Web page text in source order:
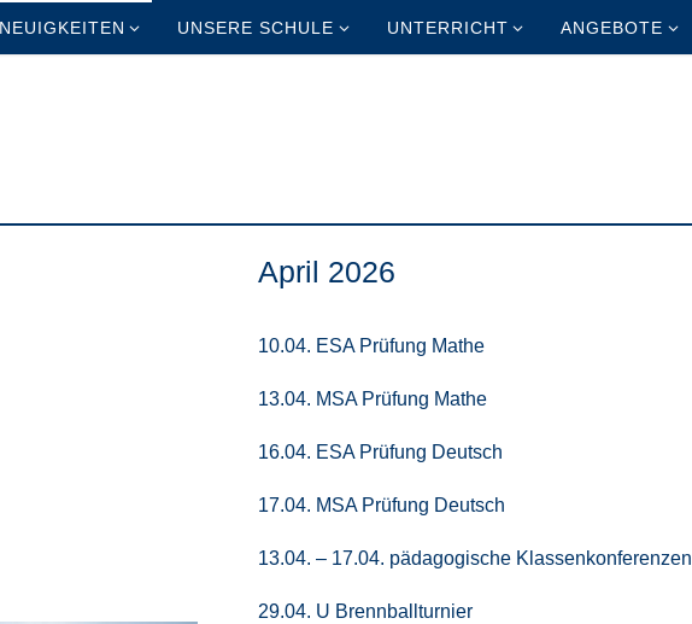
NEUIGKEITEN UNSERE SCHULE UNTERRICHT ANGEBOTE
April 2026
10.04. ESA Prüfung Mathe
13.04. MSA Prüfung Mathe
16.04. ESA Prüfung Deutsch
17.04. MSA Prüfung Deutsch
13.04. – 17.04. pädagogische Klassenkonferenzen
29.04. U Brennballturnier